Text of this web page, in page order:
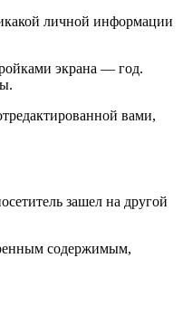
личной информации
экрана — год.
вами,
зашел на другой
содержимым,